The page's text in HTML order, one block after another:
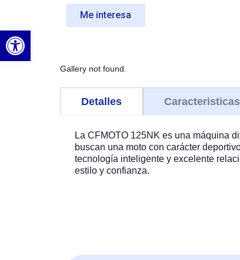
Abrir barra de herramientas
Me interesa
Gallery not found.
Detalles
La CFMOTO 125NK es una máquina
buscan una moto con carácter
tecnología inteligente y excelente
estilo y confianza.